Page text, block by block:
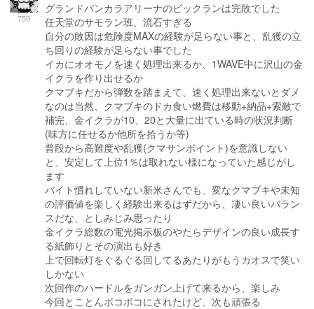
759
グランドバンカラアリーナのビックランは完敗でした
任天堂のサモラン班、流石すぎる
自分の敗因は危険度MAXの経験が足らない事と、乱獲の立
ち回りの経験が足らない事でした
イカにオオモノを速く処理出来るか、1WAVE中に沢山の金
イクラを作り出せるか
クマブキだから弾数を踏まえて、速く処理出来ないとダメ
なのは当然、クマブキのドカ食い燃費は移動+納品+索敵で
補完、金イクラが10、20と大量に出ている時の状況判断
(味方に任せるか他所を拾うか等)
普段から高難度や乱獲(クマサンポイント)を意識しない
と、安定して上位1％は取れない様になっていた感じがし
ます
バイト慣れしていない新米さんでも、変なクマブキや未知
の評価値を楽しく経験出来るはずだから、凄い良いバラン
スだな、としみじみ思ったり
金イクラ総数の電光掲示板のやたらデザインの良い成長す
る紙飾りとその演出も好き
上で回転灯をぐるぐる回してるあたりがもうカオスで笑い
しかない
次回作のハードルをガンガン上げて来るから、楽しみ
今回とことんボコボコにされたけど、次も頑張る